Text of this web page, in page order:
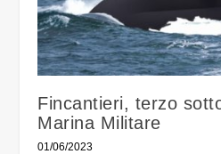
Fincantieri, terzo
Marina Militare
01/06/2023